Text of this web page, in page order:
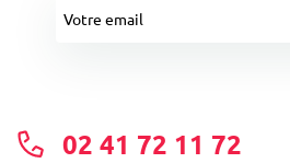
02 41 72 11 72